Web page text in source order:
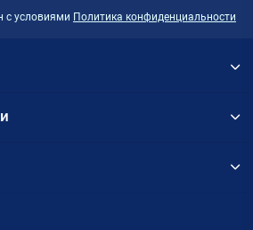
с условиями Политика конфиденциальности